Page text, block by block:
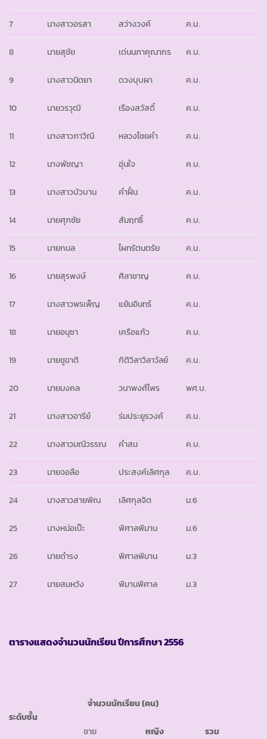
7 นางสาวอรสา สว่างวงค์ ค.บ.
8 นายสุชัย เด่นนภาคุณากร ค.บ.
9 นางสาวนิตยา ดวงบุบผา ค.บ.
10 นายวรวุฒิ เรืองสวัสดิ์ ค.บ.
11 นางสาวภาวิณี หลวงไชยคำ ค.บ.
12 นางพัชญา อุ่นใจ ค.บ.
13 นางสาวบัวบาน คำฝั้น ค.บ.
14 นายศุภชัย สัมฤทธิ์ ค.บ.
15 นายกมล ไผทรัตนตรัย ค.บ.
16 นายสุรพงษ์ ศิลาชาญ ค.บ.
17 นางสาวพรเพ็ญ แย้มอินทร์ ค.บ.
18 นายอนุชา เครือแก้ว ค.บ.
19 นายชูขาติ กิติวิลาวิลาวัลย์ ค.บ.
20 นายมงคล วนาพงศ์ไพร พศ.บ.
21 นางสาวอารีย์ ร่มประยูรวงค์ ค.บ.
22 นางสาวมณีวรรณ คำสม ค.บ.
23 นายจอลือ ประสงค์เลิศกุล ค.บ.
24 นางสาวสายพิณ เลิศกุลจิต ม.6
25 นางหน่อเป๊ะ พิศาลพิมาน ม.6
26 นายดำรง พิศาลพิมาน ม.3
27 นายสมหวัง พิมานพิศาล ม.3
ตารางแสดงจำนวนนักเรียน ปีการศึกษา2556
ระดับชั้น
จำนวนนักเรียน(คน)
ชาย หญิง รวม